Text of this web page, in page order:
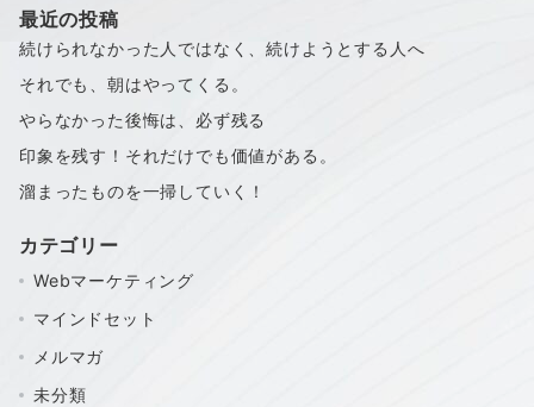
最近の投稿
続けられなかった人ではなく、続けようとする人へ
それでも、朝はやってくる。
やらなかった後悔は、必ず残る
印象を残す！それだけでも価値がある。
溜まったものを一掃していく！
カテゴリー
Webマーケティング
マインドセット
メルマガ
未分類